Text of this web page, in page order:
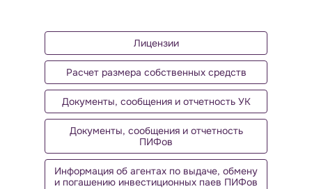
Лицензии
Расчет размера собственных средств
Документы, сообщения и отчетность УК
Документы, сообщения и отчетность
ПИФов
Информация об агентах по выдаче, обмену
и погашению инвестиционных паев ПИФов